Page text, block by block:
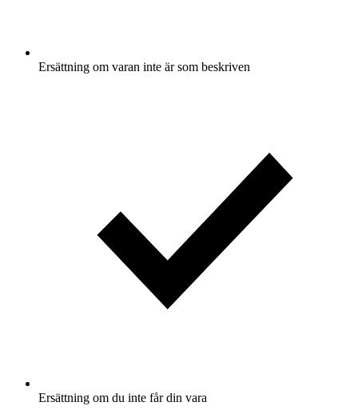
Ersättning om varan inte är som beskriven
Ersättning om du inte får din vara